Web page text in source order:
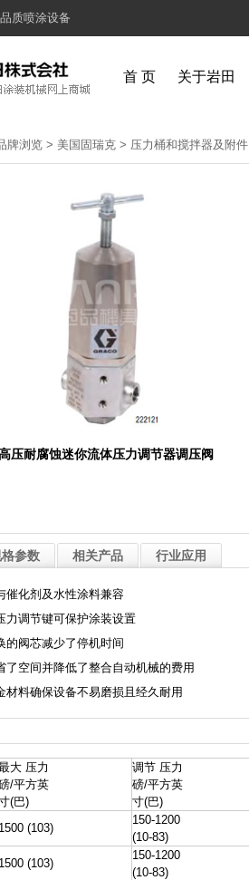
质喷涂设备
首 页 关于岩田
牌浏览 > 美国固瑞克 > 压力桶和搅拌器及附件
压耐腐蚀迷你流体压力调节器调压阀
参数 相关产品 行业应用
催化剂及水性涂料兼容
力调节键可保护涂装设置
的阀芯减少了停机时间
了空间并降低了整合自动机械的费用
材料确保设备不易磨损且经久耐用
大 压力
/平方英
(巴)
调节 压力
磅/平方英
寸(巴)
1500 (103)
150-1200
(10-83)
1500 (103)
150-1200
(10-83)